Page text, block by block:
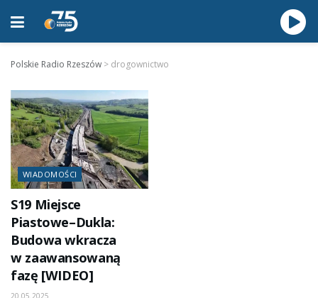
Polskie Radio Rzeszów > drogownictwo
WIADOMOŚCI
S19 Miejsce
Piastowe–Dukla:
Budowa wkracza
w zaawansowaną
fazę [WIDEO]
20.05.2025